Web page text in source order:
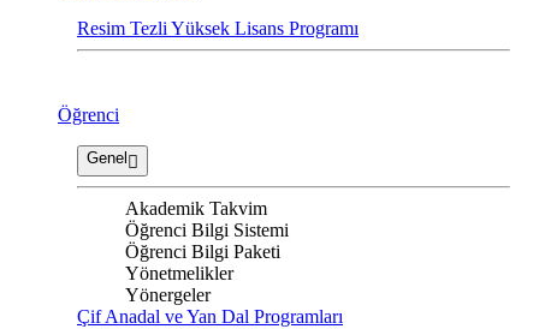
Resim Tezli Yüksek Lisans Programı
Öğrenci
Genel
Akademik Takvim
Öğrenci Bilgi Sistemi
Öğrenci Bilgi Paketi
Yönetmelikler
Yönergeler
Çif Anadal ve Yan Dal Programları